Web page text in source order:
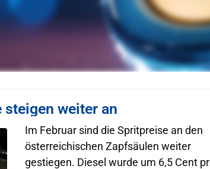
steigen weiter an
Im Februar sind die Spritpreise an den
österreichischen Zapfsäulen weiter
gestiegen. Diesel wurde um 6,5 Cent